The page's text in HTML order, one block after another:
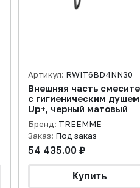
Артикул: RWIT6BD4NN30
Внешняя часть
с гигиеническим душем
Up+, черный матовый
Бренд: TREEMME
Заказ: Под заказ
54 435.00 ₽